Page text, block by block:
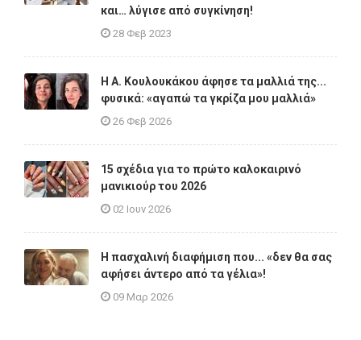
και… λύγισε από συγκίνηση!
28 Φεβ 2023
Η A. Κουλουκάκου άφησε τα μαλλιά της...
φυσικά: «αγαπώ τα γκρίζα μου μαλλιά»
26 Φεβ 2026
15 σχέδια για το πρώτο καλοκαιρινό
μανικιούρ του 2026
02 Ιουν 2026
Η πασχαλινή διαφήμιση που... «δεν θα σας
αφήσει άντερο από τα γέλια»!
09 Μαρ 2026